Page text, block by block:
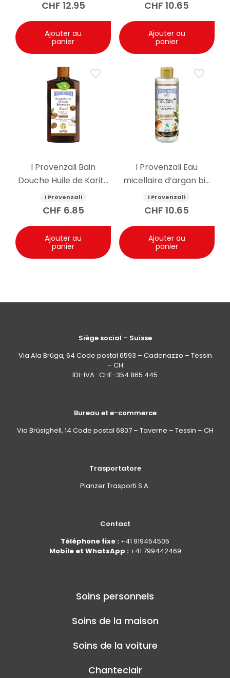
CHF 12.95
Ajouter au
panier
CHF 10.65
Ajouter au
panier
I Provenzali Bain
Douche Huile de Karité
400ml
I Provenzali
CHF 6.85
Ajouter au
panier
I Provenzali Eau
micellaire d’argan bio
400ml
I Provenzali
CHF 10.65
Ajouter au
panier
Siège social – Suisse
Via Ala Brüga, 64 Code postal 6593 – Cadenazzo – Tessin
– CH
IDI-IVA : CHE-354.865.445
Bureau et e-commerce
Via Brüsighell, 14 Code postal 6807 – Taverne – Tessin – CH
Trasportatore
Planzer Trasporti S.A.
Contact
Téléphone fixe : +41 919454505
Mobile et WhatsApp : +41 799442469
Soins personnels
Soins de la maison
Soins de la voiture
Chanteclair